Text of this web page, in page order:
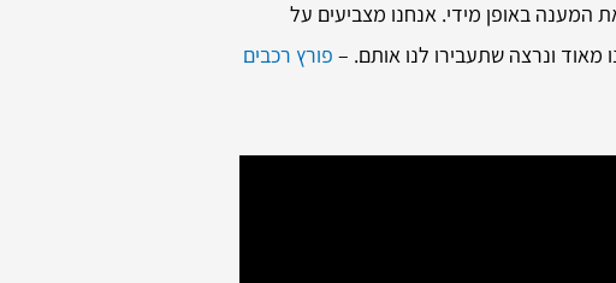
המענה באופן מידי. אנחנו מצביעים על
מאוד ונרצה שתעבירו לנו אותם. – פורץ רכבים